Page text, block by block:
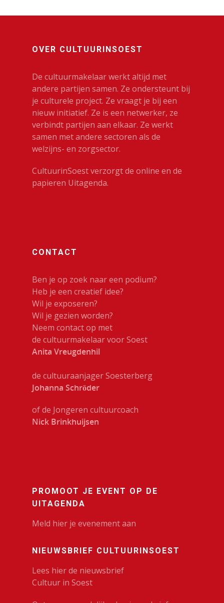
OVER CULTUURINSOEST
De cultuurmakelaar werkt altijd met
andere partijen samen. Ze ondersteunt bij
je culturele project. Ze vraagt je bij een
nieuw initiatief. Ze is een netwerker, ze
verbindt partijen aan elkaar. Ze werkt
samen met andere sectoren als de
welzijns- en zorgsector.
CultuurinSoest verzorgt de online en de
papieren Uitagenda.
CONTACT
Ben je op zoek naar een podium?
Heb je een creatief idee?
Wil je exposeren?
Wil je gezien worden?
Neem contact op met
de cultuurmakelaar voor Soest
Anita Vreugdenhil
de cultuuraanjager Soesterberg
Johanna Schröder
of de Jongeren cultuurcoach
Nick Brinkhuijsen
PROMOOT JE EVENT OP DE
UITAGENDA
Meld hier je evenement aan
NIEUWSBRIEF CULTUURINSOEST
Lees hier de nieuwsbrief
Cultuur in Soest
Bekijk de agenda
Nieuwsbrief
en
Kies je kunst
Kunst in de openbare
ruimte
Kunst Natuur Welzijn
je horen
Zien en
Bibliotheek
Galerie
Muziek
VolksUniversiteit